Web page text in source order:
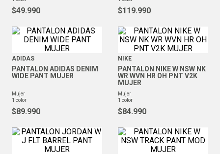
$49.990 $119.990
ADIDAS
PANTALON ADIDAS DENIM
WIDE PANT MUJER
mujer
1 color
$89.990
NIKE
PANTALON NIKE W NSW NK
WR WVN HR OH PNT V2K
MUJER
mujer
1 color
$84.990